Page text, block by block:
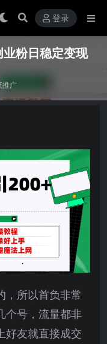
登录
粉日稳定变现
推广
，所以首负非常
个号，流量都非
好友就直接成交